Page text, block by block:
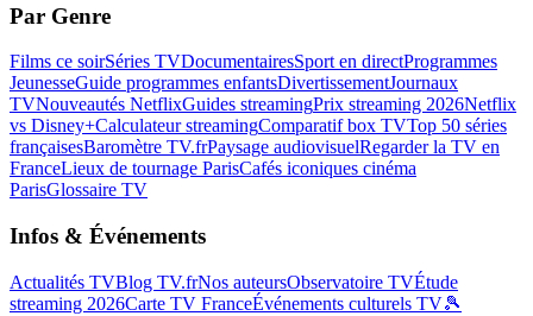
Par Genre
Films ce soirSéries TVDocumentairesSport en directProgrammes
JeunesseGuide programmes enfantsDivertissementJournaux
TVNouveautés NetflixGuides streamingPrix streaming 2026Netflix
vs Disney+Calculateur streamingComparatif box TVTop 50 séries
françaisesBaromètre TV.frPaysage audiovisuelRegarder la TV en
FranceLieux de tournage ParisCafés iconiques cinéma
ParisGlossaire TV
Infos & Événements
Actualités TVBlog TV.frNos auteursObservatoire TVÉtude
streaming 2026Carte TV FranceÉvénements culturels TV🎾